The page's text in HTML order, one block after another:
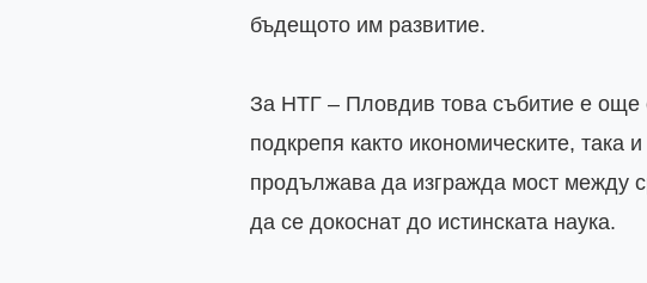
бъдещото им развитие.
За НТГ – Пловдив това събитие е още
подкрепя както икономическите, така
продължава да изгражда мост между
да се докоснат до истинската наука.